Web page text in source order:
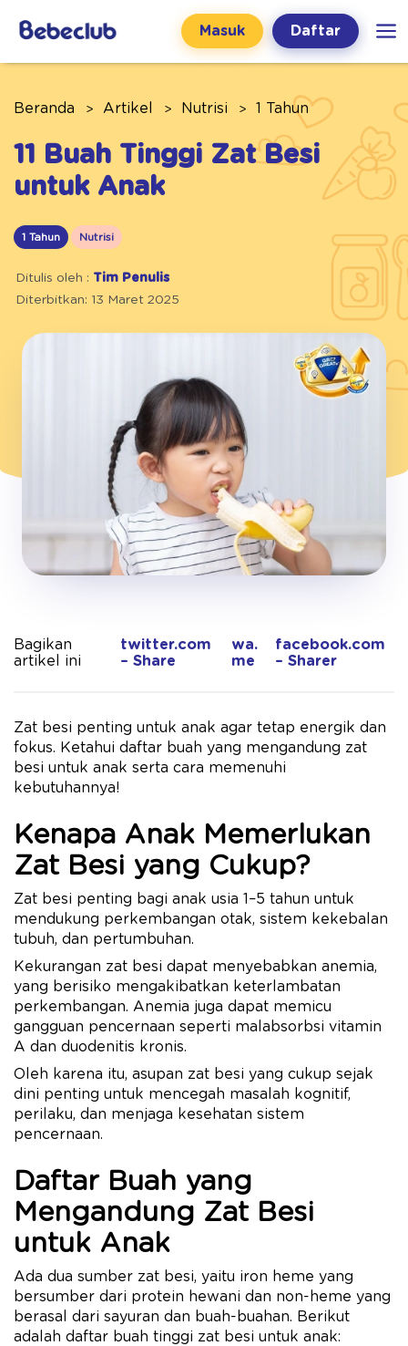
Masuk Daftar
Beranda Artikel Nutrisi 1 Tahun
11 Buah Tinggi Zat Besi
untuk Anak
1 Tahun Nutrisi
Ditulis oleh : Tim Penulis
Diterbitkan: 13 Maret 2025
Bagikan
artikel ini
twitter.com
– Share
wa.
me
facebook.com
– Sharer
Zat besi penting untuk anak agar tetap energik dan
fokus. Ketahui daftar buah yang mengandung zat
besi untuk anak serta cara memenuhi
kebutuhannya!
Kenapa Anak Memerlukan
Zat Besi yang Cukup?
Zat besi penting bagi anak usia 1–5 tahun untuk
mendukung perkembangan otak, sistem kekebalan
tubuh, dan pertumbuhan.
Kekurangan zat besi dapat menyebabkan anemia,
yang berisiko mengakibatkan keterlambatan
perkembangan. Anemia juga dapat memicu
gangguan pencernaan seperti malabsorbsi vitamin
A dan duodenitis kronis.
Oleh karena itu, asupan zat besi yang cukup sejak
dini penting untuk mencegah masalah kognitif,
perilaku, dan menjaga kesehatan sistem
pencernaan.
Daftar Buah yang
Mengandung Zat Besi
untuk Anak
Ada dua sumber zat besi, yaitu iron heme yang
bersumber dari protein hewani dan non-heme yang
berasal dari sayuran dan buah-buahan. Berikut
adalah daftar buah tinggi zat besi untuk anak: